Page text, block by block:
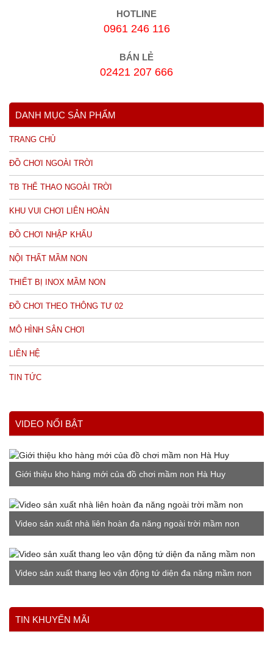
HOTLINE
0961 246 116
BÁN LẺ
02421 207 666
DANH MỤC SẢN PHẨM
TRANG CHỦ
ĐỒ CHƠI NGOÀI TRỜI
TB THỂ THAO NGOÀI TRỜI
KHU VUI CHƠI LIÊN HOÀN
ĐỒ CHƠI NHẬP KHẨU
NỘI THẤT MẦM NON
THIẾT BỊ INOX MẦM NON
ĐỒ CHƠI THEO THÔNG TƯ 02
MÔ HÌNH SÂN CHƠI
LIÊN HỆ
TIN TỨC
VIDEO NỔI BẬT
Giới thiệu kho hàng mới của đồ chơi mầm non Hà Huy
Video sản xuất nhà liên hoàn đa năng ngoài trời mầm non
Video sản xuất thang leo vận động tứ diện đa năng mầm non
Xem thêm
TIN KHUYẾN MÃI